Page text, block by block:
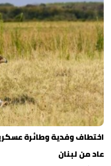
اختطاف وفدية وطائرة
عاد من لبنان